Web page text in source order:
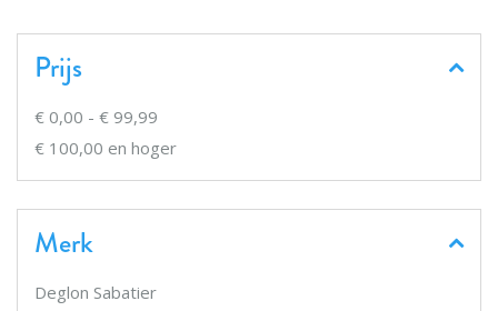
Prijs
€ 0,00 - € 99,99
€ 100,00 en hoger
Merk
Deglon Sabatier